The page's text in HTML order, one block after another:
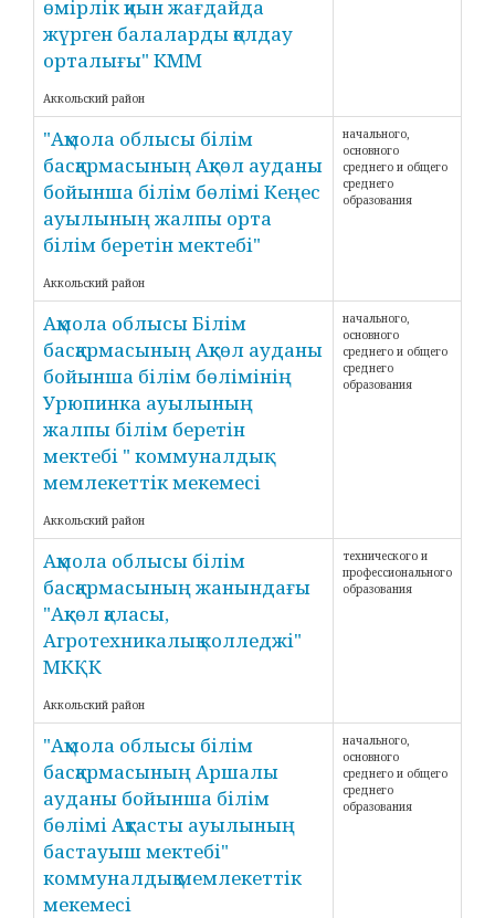
өмірлік қиын жағдайда
жүрген балаларды қолдау
орталығы" КММ
Аккольский район
"Ақмола облысы білім
басқармасының Ақкөл ауданы
бойынша білім бөлімі Кеңес
ауылының жалпы орта
білім беретін мектебі"
Аккольский район
начального,
основного
среднего и общего
среднего
образования
Ақмола облысы Білім
басқармасының Ақкөл ауданы
бойынша білім бөлімінің
Урюпинка ауылының
жалпы білім беретін
мектебі " коммуналдық
мемлекеттік мекемесі
Аккольский район
начального,
основного
среднего и общего
среднего
образования
Ақмола облысы білім
басқармасының жанындағы
"Ақкөл қаласы,
Агротехникалық колледжі"
МКҚК
Аккольский район
технического и
профессионального
образования
"Ақмола облысы білім
басқармасының Аршалы
ауданы бойынша білім
бөлімі Ақтасты ауылының
бастауыш мектебі"
коммуналдық мемлекеттік
мекемесі
начального,
основного
среднего и общего
среднего
образования